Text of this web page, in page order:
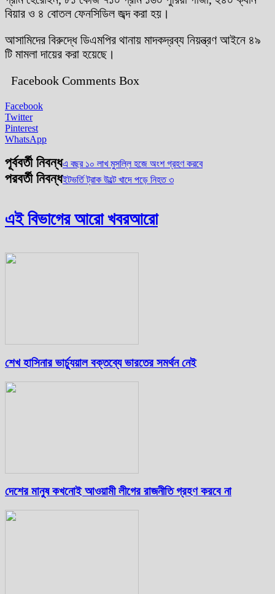
বিয়ার ও ৪ বোতল ফেনসিডিল জব্দ করা হয়।
আসামিদের বিরুদ্ধে ডিএমপির থানায় মাদকদ্রব্য নিয়ন্ত্রণ আইনে ৪৯
টি মামলা দায়ের করা হয়েছে।
Facebook Comments Box
Facebook
Twitter
Pinterest
WhatsApp
পূর্ববর্তী নিবন্ধএ বছর ১০ লাখ মুসল্লি হজে অংশ গ্রহণ করবে
পরবর্তী নিবন্ধইটভর্তি ট্রাক উল্টে খাদে পড়ে নিহত ৩
এই বিভাগের আরো খবরআরো
শেখ হাসিনার ভার্চ্যুয়াল বক্তব্যে ভারতের সমর্থন নেই
দেশের মানুষ কখনোই আওয়ামী লীগের রাজনীতি গ্রহণ করবে না